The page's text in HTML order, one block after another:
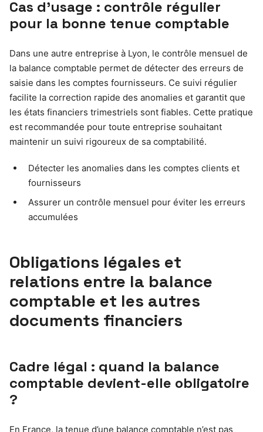
Cas d’usage : contrôle régulier
pour la bonne tenue comptable
Dans une autre entreprise à Lyon, le contrôle mensuel de
la balance comptable permet de détecter des erreurs de
saisie dans les comptes fournisseurs. Ce suivi régulier
facilite la correction rapide des anomalies et garantit que
les états financiers trimestriels sont fiables. Cette pratique
est recommandée pour toute entreprise souhaitant
maintenir un suivi rigoureux de sa comptabilité.
Détecter les anomalies dans les comptes clients et
fournisseurs
Assurer un contrôle mensuel pour éviter les erreurs
accumulées
Obligations légales et
relations entre la balance
comptable et les autres
documents financiers
Cadre légal : quand la balance
comptable devient-elle obligatoire
?
En France, la tenue d’une balance comptable n’est pas